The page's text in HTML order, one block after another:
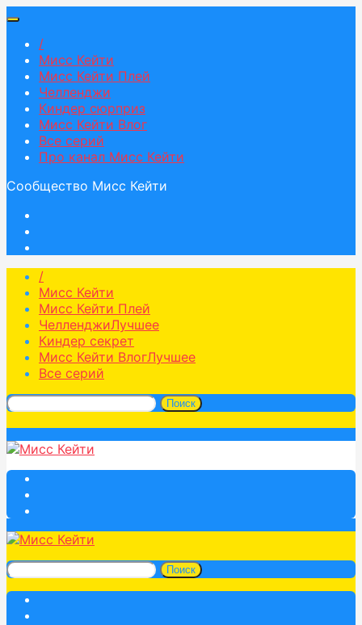
/
Мисс Кейти
Мисс Кейти Плей
Челленджи
Киндер сюрприз
Мисс Кейти Влог
Все серий
Про канал Мисс Кейти
Сообщество Мисс Кейти
/
Мисс Кейти
Мисс Кейти Плей
ЧелленджиЛучшее
Киндер секрет
Мисс Кейти ВлогЛучшее
Все серий
Поиск
Поиск